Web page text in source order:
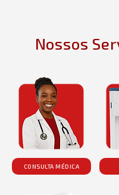
Nossos
CONSULTA MÉDICA